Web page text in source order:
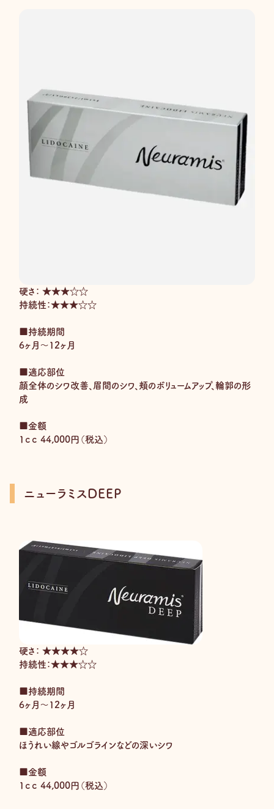
硬さ： ★★★☆☆
持続性：★★★☆☆
■持続期間
6ヶ月〜12ヶ月
■適応部位
顔全体のシワ改善、眉間のシワ、頬のボリュームアップ、輪郭の形
成
■金額
1ｃｃ 44,000円（税込）
ニューラミスDEEP
硬さ： ★★★★☆
持続性：★★★☆☆
■持続期間
6ヶ月〜12ヶ月
■適応部位
ほうれい線やゴルゴラインなどの深いシワ
■金額
1ｃｃ 44,000円（税込）